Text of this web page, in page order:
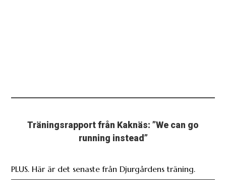
Träningsrapport från Kaknäs: ”We can go
running instead”
PLUS. Här är det senaste från Djurgårdens träning.